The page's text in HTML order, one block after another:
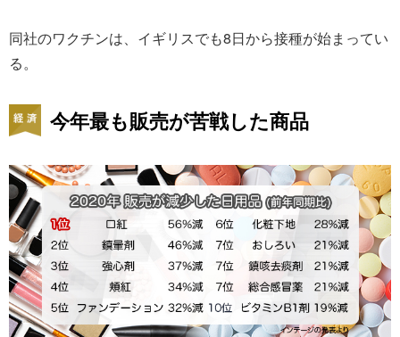
同社のワクチンは、イギリスでも8日から接種が始まってい
る。
今年最も販売が苦戦した商品